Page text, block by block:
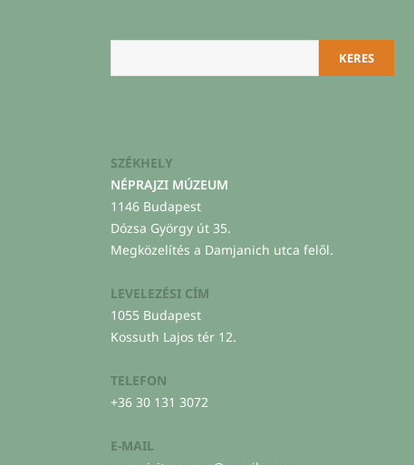
KERES
SZÉKHELY
NÉPRAJZI MÚZEUM
1146 Budapest
Dózsa György út 35.
Megközelítés a Damjanich utca felől.
LEVELEZÉSI CÍM
1055 Budapest
Kossuth Lajos tér 12.
TELEFON
+36 30 131 3072
E-MAIL